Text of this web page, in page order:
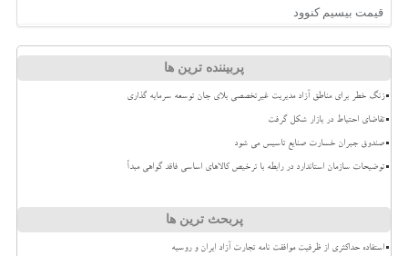
قیمت بیسیم کنوود
پربیننده ترین ها
زنگ خطر برای مناطق آزاد مدیریت غیرتخصصی بلای جان توسعه سرمایه گذاری
تقاضای احتیاط در بازار شکل گرفت
صندوق جبران خسارت صنایع تاسیس می شود
توضیحات سازمان استاندارد در رابطه با ترخیص کالاهای اساسی فاقد گواهی مبدأ
پربحث ترین ها
استفاده حداکثری از ظرفیت موافقت نامه تجارت آزاد ایران و روسیه